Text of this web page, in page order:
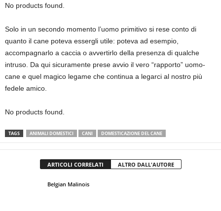
No products found.
Solo in un secondo momento l’uomo primitivo si rese conto di
quanto il cane poteva essergli utile: poteva ad esempio,
accompagnarlo a caccia o avvertirlo della presenza di qualche
intruso. Da qui sicuramente prese avvio il vero “rapporto” uomo-
cane e quel magico legame che continua a legarci al nostro più
fedele amico.
No products found.
TAGS ANIMALI DOMESTICI CANI DOMESTICAZIONE DEL CANE
ARTICOLI CORRELATI ALTRO DALL'AUTORE
Belgian Malinois